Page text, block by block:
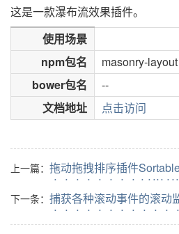
这是一款瀑布流效果插件。
使用场景
npm包名
masonry-layout
bower包名
--
文档地址
点击访问
上一篇： 拖动拖拽排序插件
下一条： 捕获各种滚动事件的滚动